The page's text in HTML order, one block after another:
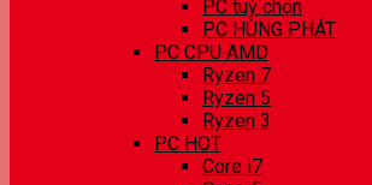
PC tuỳ chọn
PC HÙNG PHÁT
PC CPU AMD
Ryzen 7
Ryzen 5
Ryzen 3
PC HOT
Core i7